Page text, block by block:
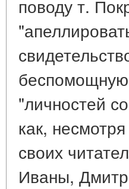
поводу т.
беспомощную
"личностей
как,
своих
Иваны,